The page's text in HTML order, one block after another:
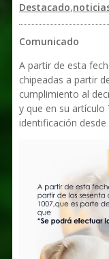
Destacado,
Comunicado
A partir de esta
chipeadas a partir
cumplimiento al
y que en su artículo
identificación